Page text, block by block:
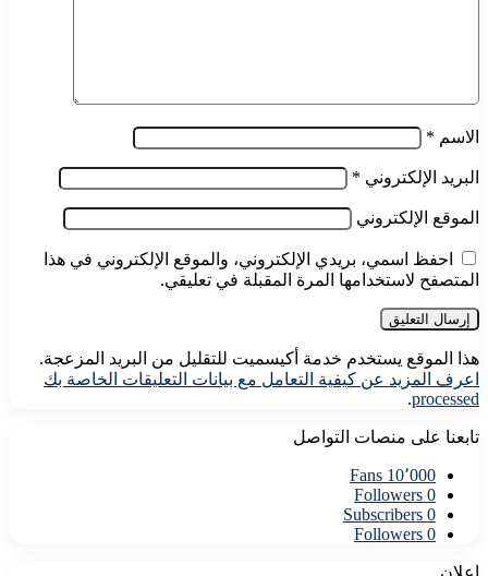
الاسم *
البريد الإلكتروني *
الموقع الإلكتروني
احفظ اسمي، بريدي الإلكتروني، والموقع الإلكتروني في هذا
المتصفح لاستخدامها المرة المقبلة في تعليقي.
هذا الموقع يستخدم خدمة أكيسميت للتقليل من البريد المزعجة.
اعرف المزيد عن كيفية التعامل مع بيانات التعليقات الخاصة بك
processed
.
تابعنا على منصات التواصل
10٬000 Fans
0
Followers
0
Subscribers
0
Followers